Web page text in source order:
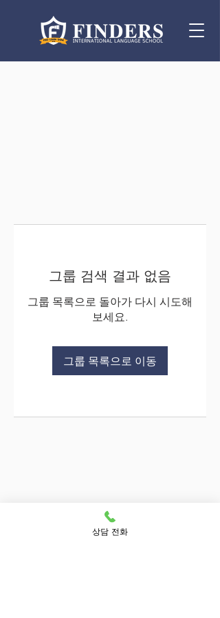
그룹 검색 결과 없음
그룹 목록으로 돌아가 다시 시도해
보세요.
그룹 목록으로 이동
상담 전화